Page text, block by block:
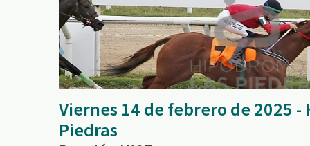
Viernes 14 de febrero de 2025 -
Piedras